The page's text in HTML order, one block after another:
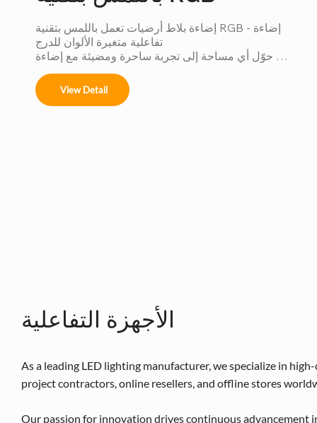
إضاءة بلاط أرضيات تعمل باللمس بتقنية RGB - إضاءة
تفاعلية متغيرة الألوان للدرج
حوّل أي مساحة إلى تجربة ساحرة ومضيئة مع إضاءة
بلاط الأرضيات التي تعمل باللمس بتقنية RGB. صُممت
هذه البلاطات بتقنية LED عالية التقنية للاستخدام الداخلي
والخارجي، وتستجيب للمس وخطوات الأقدام، مما يخلق
View Detail
الأجهزة التفاعلية
As a leading LED lighting manufacturer, we specialize in
project contractors, online resellers, and offline stores
Our passion for innovation drives continuous advancement